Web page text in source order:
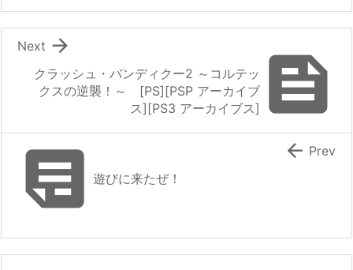

クラッシュ・バンディクー2 ～コルテッ
クスの逆襲！～ [PS][PSP アーカイブ
ス][PS3 アーカイブス]

Next
遊びに来たぜ！
 Prev